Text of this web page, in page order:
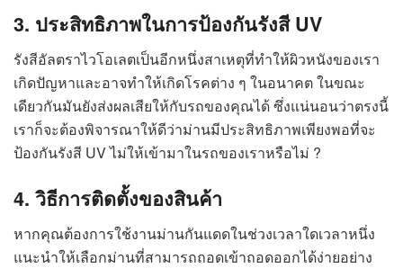
3. ประสิทธิภาพในการป้องกันรังสี UV
รังสีอัลตราไวโอเลตเป็นอีกหนึ่งสาเหตุที่ทำให้ผิวหนังของเรา
เกิดปัญหาและอาจทำให้เกิดโรคต่าง ๆ ในอนาคต ในขณะ
เดียวกันมันยังส่งผลเสียให้กับรถของคุณได้ ซึ่งแน่นอนว่าตรงนี้
เราก็จะต้องพิจารณาให้ดีว่าม่านมีประสิทธิภาพเพียงพอที่จะ
ป้องกันรังสี UV ไม่ให้เข้ามาในรถของเราหรือไม่ ?
4. วิธีการติดตั้งของสินค้า
หากคุณต้องการใช้งานม่านกันแดดในช่วงเวลาใดเวลาหนึ่ง
แนะนำให้เลือกม่านที่สามารถถอดเข้าถอดออกได้ง่ายอย่าง